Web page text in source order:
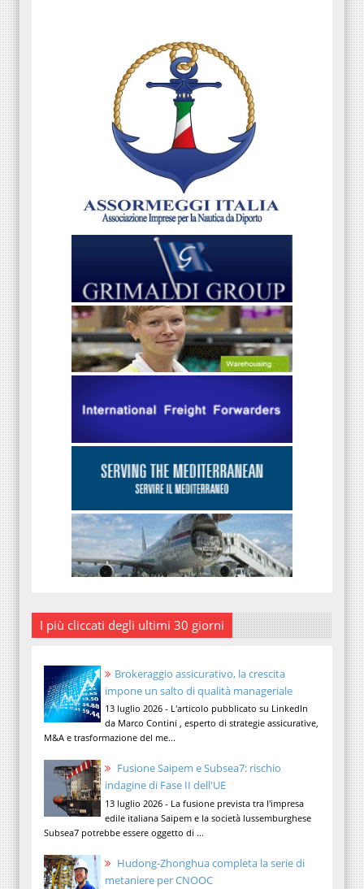
I più cliccati degli ultimi 30 giorni
Brokeraggio assicurativo, la crescita
impone un salto di qualità manageriale
13 luglio 2026 - L'articolo pubblicato su LinkedIn
da Marco Contini , esperto di strategie assicurative,
M&A e trasformazione del me...
Fusione Saipem e Subsea7: rischio
indagine di Fase II dell'UE
13 luglio 2026 - La fusione prevista tra l'impresa
edile italiana Saipem e la società lussemburghese
Subsea7 potrebbe essere oggetto di ...
Hudong-Zhonghua completa la serie di
metaniere per CNOOC